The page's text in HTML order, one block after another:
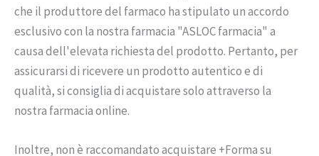
che il produttore del farmaco ha stipulato un accordo
esclusivo con la nostra farmacia "ASLOC farmacia" a
causa dell'elevata richiesta del prodotto. Pertanto, per
assicurarsi di ricevere un prodotto autentico e di
qualità, si consiglia di acquistare solo attraverso la
nostra farmacia online.
Inoltre, non è raccomandato acquistare +Forma su